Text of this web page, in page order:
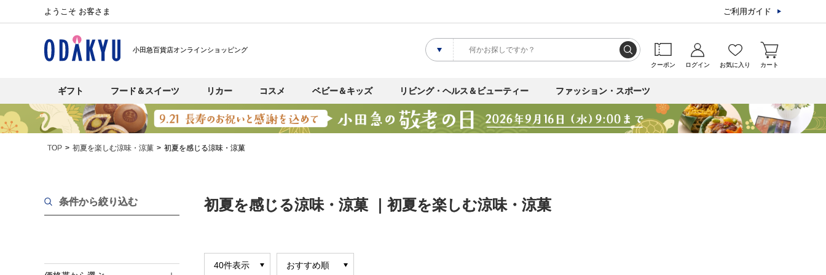
ようこそ お客さま ご利用ガイド
小田急百貨店オンラインショッピング
クーポン ログイン お気に入り カート
ギフト フード＆スイーツ リカー コスメ ベビー＆キッズ リビング・ヘルス＆ビューティー ファッション・スポーツ
TOP 初夏を楽しむ涼味・涼菓 初夏を感じる涼味・涼菓
条件から絞り込む 初夏を感じる涼味・涼菓 ｜初夏を楽しむ涼味・涼菓